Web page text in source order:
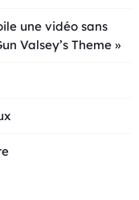
une vidéo sans
Valsey’s Theme »